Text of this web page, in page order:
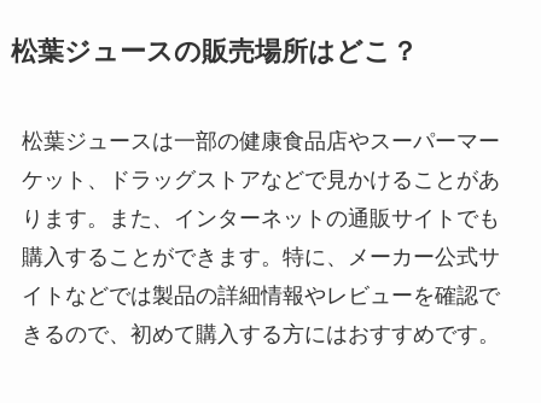
松葉ジュースの販売場所はどこ？
松葉ジュースは一部の健康食品店やスーパーマー
ケット、ドラッグストアなどで見かけることがあ
ります。また、インターネットの通販サイトでも
購入することができます。特に、メーカー公式サ
イトなどでは製品の詳細情報やレビューを確認で
きるので、初めて購入する方にはおすすめです。